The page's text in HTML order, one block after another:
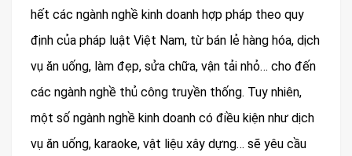
hết các ngành nghề kinh doanh hợp pháp theo quy
định của pháp luật Việt Nam, từ bán lẻ hàng hóa, dịch
vụ ăn uống, làm đẹp, sửa chữa, vận tải nhỏ… cho đến
các ngành nghề thủ công truyền thống. Tuy nhiên,
một số ngành nghề kinh doanh có điều kiện như dịch
vụ ăn uống, karaoke, vật liệu xây dựng… sẽ yêu cầu